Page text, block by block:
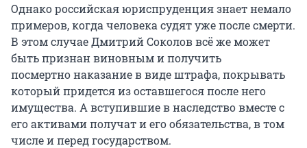
Однако российская юриспруденция знает немало
примеров, когда человека судят уже после смерти.
В этом случае Дмитрий Соколов всё же может
быть признан виновным и получить
посмертно наказание в виде штрафа, покрывать
который придется из оставшегося после него
имущества. А вступившие в наследство вместе с
его активами получат и его обязательства, в том
числе и перед государством.